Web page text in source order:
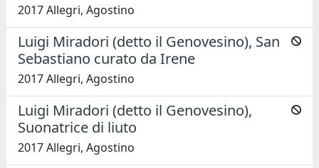
2017 Allegri, Agostino
Luigi Miradori (detto il Genovesino), San
Sebastiano curato da Irene
2017 Allegri, Agostino
Luigi Miradori (detto il Genovesino),
Suonatrice di liuto
2017 Allegri, Agostino